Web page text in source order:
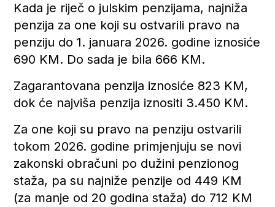
Kada je riječ o julskim penzijama, najniža
penzija za one koji su ostvarili pravo na
penziju do 1. januara 2026. godine iznosiće
690 KM. Do sada je bila 666 KM.
Zagarantovana penzija iznosiće 823 KM,
dok će najviša penzija iznositi 3.450 KM.
Za one koji su pravo na penziju ostvarili
tokom 2026. godine primjenjuju se novi
zakonski obračuni po dužini penzionog
staža, pa su najniže penzije od 449 KM
(za manje od 20 godina staža) do 712 KM